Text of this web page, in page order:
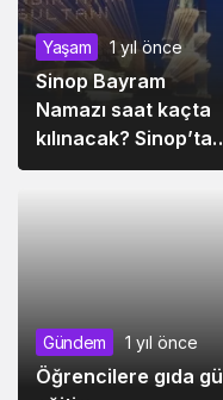
Yaşam 1 yıl önce
Sinop Bayram
Namazı saat kaçta
kılınacak? Sinop’ta
Ramazan Bayramı
Gündem 1 yıl önce